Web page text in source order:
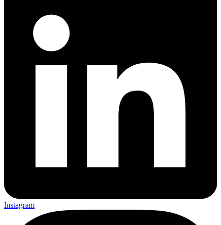
Instagram